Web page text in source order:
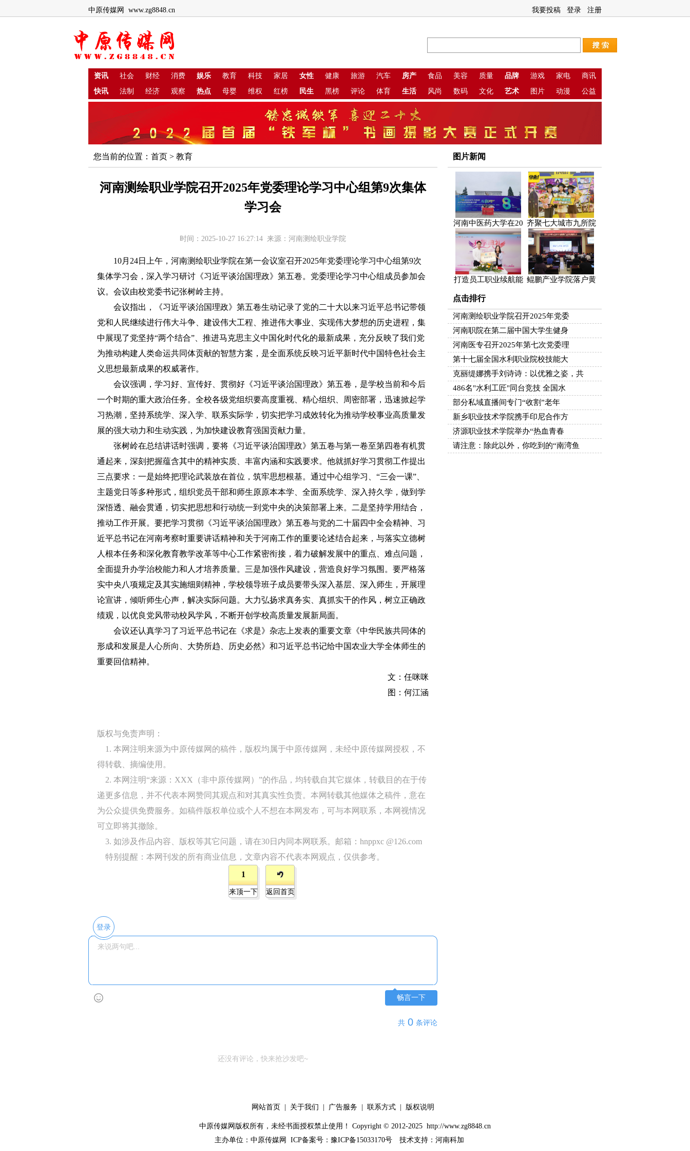
中原传媒网 www.zg8848.cn 我要投稿 登录 注册
资讯 社会 财经 消费 娱乐 教育 科技 家居 女性 健康 旅游 汽车 房产 食品 美容 质量 品牌 游戏 家电
商讯
快讯
法制 经济 观察 热点 母婴 维权 红榜 民生 黑榜 评论 体育 生活 风尚 数码 文化 艺术 图片 动漫 公益
您当前的位置： 首页 > 教育
河南测绘职业学院召开2025年党委理论学习中心组第9次集体
学习会
时间：2025-10-27 16:27:14 来源：河南测绘职业学院
10月24日上午，河南测绘职业学院在第一会议室召开2025年党委理论学习中心组第9次
集体学习会，深入学习研讨《习近平谈治国理政》第五卷。党委理论学习中心组成员参加会
议。会议由校党委书记张树岭主持。
会议指出，《习近平谈治国理政》第五卷生动记录了党的二十大以来习近平总书记带领
党和人民继续进行伟大斗争、建设伟大工程、推进伟大事业、实现伟大梦想的历史进程，集
中展现了党坚持“两个结合”、推进马克思主义中国化时代化的最新成果，充分反映了我们党
为推动构建人类命运共同体贡献的智慧方案，是全面系统反映习近平新时代中国特色社会主
义思想最新成果的权威著作。
会议强调，学习好、宣传好、贯彻好《习近平谈治国理政》第五卷，是学校当前和今后
一个时期的重大政治任务。全校各级党组织要高度重视、精心组织、周密部署，迅速掀起学
习热潮，坚持系统学、深入学、联系实际学，切实把学习成效转化为推动学校事业高质量发
展的强大动力和生动实践，为加快建设教育强国贡献力量。
张树岭在总结讲话时强调，要将《习近平谈治国理政》第五卷与第一卷至第四卷有机贯
通起来，深刻把握蕴含其中的精神实质、丰富内涵和实践要求。他就抓好学习贯彻工作提出
三点要求：一是始终把理论武装放在首位，筑牢思想根基。通过中心组学习、“三会一课”、
主题党日等多种形式，组织党员干部和师生原原本本学、全面系统学、深入持久学，做到学
深悟透、融会贯通，切实把思想和行动统一到党中央的决策部署上来。二是坚持学用结合，
推动工作开展。要把学习贯彻《习近平谈治国理政》第五卷与党的二十届四中全会精神、习
近平总书记在河南考察时重要讲话精神和关于河南工作的重要论述结合起来，与落实立德树
人根本任务和深化教育教学改革等中心工作紧密衔接，着力破解发展中的重点、难点问题，
全面提升办学治校能力和人才培养质量。三是加强作风建设，营造良好学习氛围。要严格落
实中央八项规定及其实施细则精神，学校领导班子成员要带头深入基层、深入师生，开展理
论宣讲，倾听师生心声，解决实际问题。大力弘扬求真务实、真抓实干的作风，树立正确政
绩观，以优良党风带动校风学风，不断开创学校高质量发展新局面。
会议还认真学习了习近平总书记在《求是》杂志上发表的重要文章《中华民族共同体的
形成和发展是人心所向、大势所趋、历史必然》和习近平总书记给中国农业大学全体师生的
重要回信精神。
文：任咪咪
图：何江涵
版权与免责声明：
1. 本网注明来源为中原传媒网的稿件，版权均属于中原传媒网，未经中原传媒网授权，不
得转载、摘编使用。
2. 本网注明“来源：XXX（非中原传媒网）”的作品，均转载自其它媒体，转载目的在于传
递更多信息，并不代表本网赞同其观点和对其真实性负责。本网转载其他媒体之稿件，意在
为公众提供免费服务。如稿件版权单位或个人不想在本网发布，可与本网联系，本网视情况
可立即将其撤除。
3. 如涉及作品内容、版权等其它问题，请在30日内同本网联系。邮箱：hnppxc @126.com
特别提醒：本网刊发的所有商业信息，文章内容不代表本网观点，仅供参考。
1
来顶一下 返回首页
登录
畅言一下
共 0 条评论
还没有评论，快来抢沙发吧~
图片新闻
河南中医药大学在20 齐聚七大城市九所院
打造员工职业续航能 鲲鹏产业学院落户黄
点击排行
河南测绘职业学院召开2025年党委
河南职院在第二届中国大学生健身
河南医专召开2025年第七次党委理
第十七届全国水利职业院校技能大
克丽缇娜携手刘诗诗：以优雅之姿，共
486名"水利工匠"同台竞技 全国水
部分私域直播间专门“收割”老年
新乡职业技术学院携手印尼合作方
济源职业技术学院举办“热血青春
请注意：除此以外，你吃到的“南湾鱼
网站首页 关于我们 广告服务 联系方式 版权说明
中原传媒网版权所有，未经书面授权禁止使用！ Copyright © 2012-2025 http://www.zg8848.cn
主办单位： 中原传媒网 ICP备案号： 豫ICP备15033170号 技术支持：河南科加